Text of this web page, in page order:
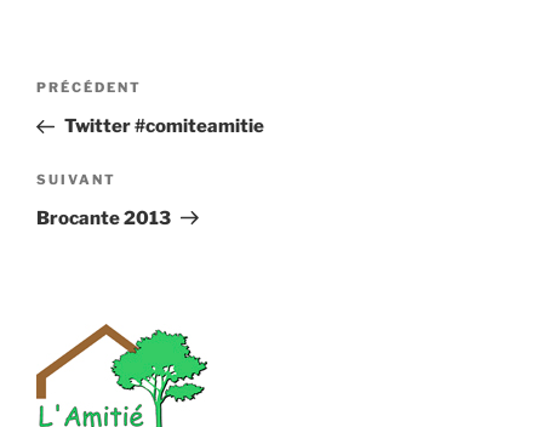
Navigation
l’article
Article
précédent
PRÉCÉDENT
Twitter #comiteamitie
Article
suivant
SUIVANT
Brocante 2013